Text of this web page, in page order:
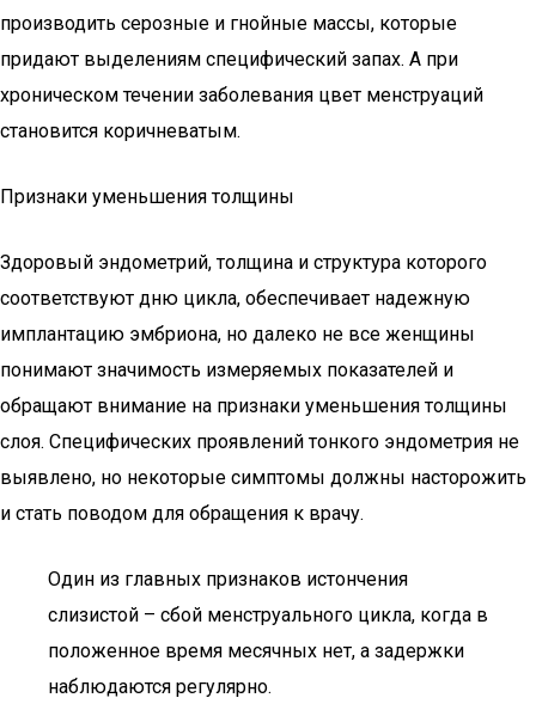
производить серозные и гнойные массы, которые
придают выделениям специфический запах. А при
хроническом течении заболевания цвет менструаций
становится коричневатым.
Признаки уменьшения толщины
Здоровый эндометрий, толщина и структура которого
соответствуют дню цикла, обеспечивает надежную
имплантацию эмбриона, но далеко не все женщины
понимают значимость измеряемых показателей и
обращают внимание на признаки уменьшения толщины
слоя. Специфических проявлений тонкого эндометрия не
выявлено, но некоторые симптомы должны насторожить
и стать поводом для обращения к врачу.
Один из главных признаков истончения
слизистой – сбой менструального цикла, когда в
положенное время месячных нет, а задержки
наблюдаются регулярно.